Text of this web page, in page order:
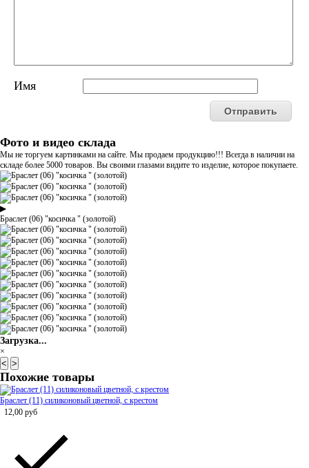
Имя
Фото и видео склада
Мы не торгуем картинками на сайте. Мы продаем продукцию!!! Всегда в наличии на
складе более 5000 товаров. Вы своими глазами видите то изделие, которое покупаете.
▶
Браслет (06) "косичка " (золотой)
Загрузка...
×
< >
Похожие товары
Браслет (11) силиконовый цветной, с крестом
12,00 руб